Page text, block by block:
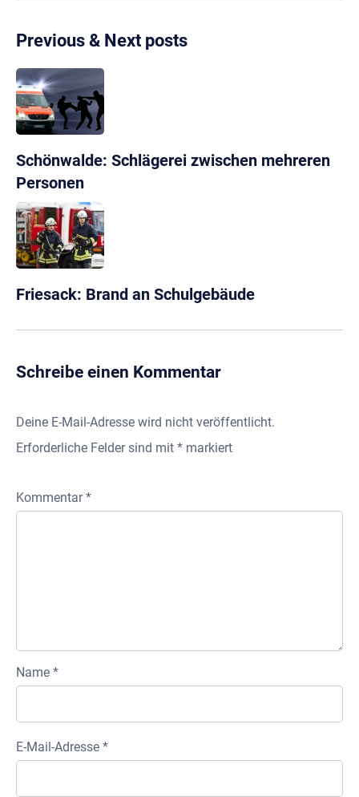
Previous & Next posts
Schönwalde: Schlägerei zwischen mehreren
Personen
Friesack: Brand an Schulgebäude
Schreibe einen Kommentar
Deine E-Mail-Adresse wird nicht veröffentlicht.
Erforderliche Felder sind mit * markiert
Kommentar*
Name *
E-Mail-Adresse *